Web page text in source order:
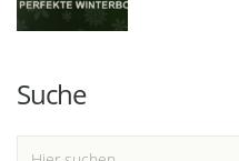
Suche